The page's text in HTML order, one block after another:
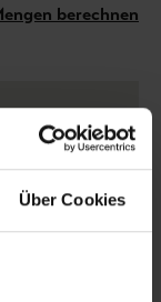
Über Cookies
berechnen
groß oder zu
Ihre Wand
uns und